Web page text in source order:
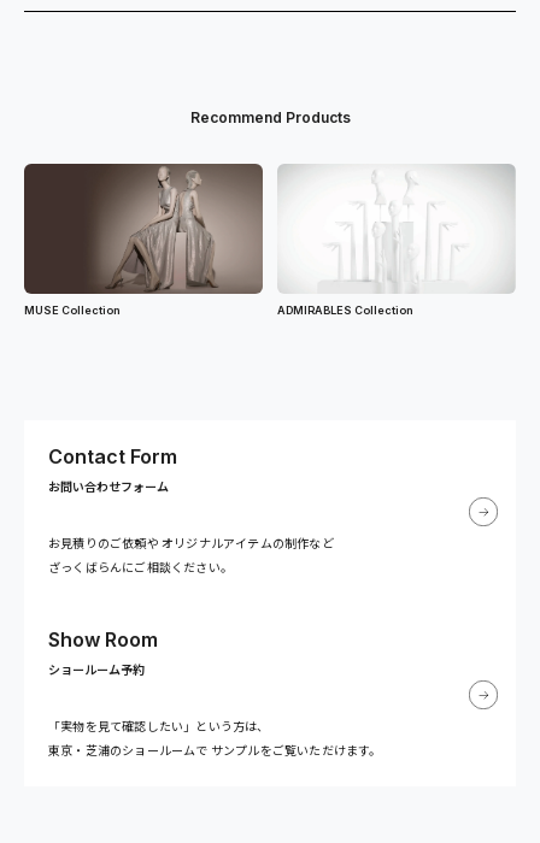
Recommend Products
MUSE Collection ADMIRABLES Collection
Contact Form
お問い合わせフォーム
お見積りのご依頼や オリジナルアイテムの制作など
ざっくばらんにご相談ください。
Show Room
ショールーム予約
「実物を見て確認したい」という方は、
東京・芝浦のショールームで サンプルをご覧いただけます。